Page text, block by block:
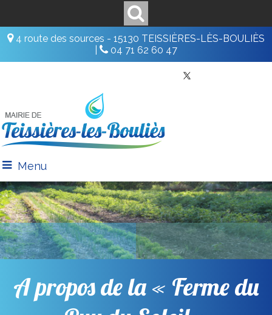
4 route des sources - 15130 TEISSIÈRES-LÈS-BOULIÈS
04 71 62 60 47
Menu
A propos de la « Ferme du